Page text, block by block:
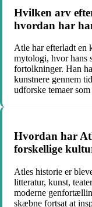
Hvilken arv
hvordan har
Atle har efterladt en
mytologi, hvor hans
fortolkninger. Han
kunstnere gennem
udforske temaer
Hvordan har
forskellige
Atles historie er
litteratur, kunst,
moderne
skæbne fortsat at